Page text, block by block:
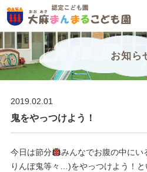
お知ら
2019.02.01
鬼をやっつけよう！
今日は節分 みんなでお腹の中にい
りんぼ鬼等々…)をやっつけよう！